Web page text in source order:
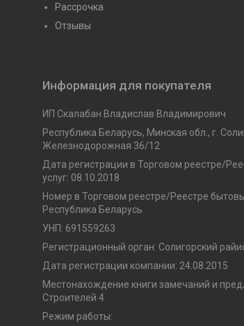
Рассрочка
Отзывы
Информация для покупателя
ИП Скалабан Владислав Владимирович
Республика Беларусь, Минская обл., г.
Железнодорожная 36/12
Дата регистрации в Торговом реестре/
услуг: 08.10.2018
Номер в Торговом реестре/Реестре
Республика Беларусь
УНП: 691559263
Регистрационный орган: Солигорский
Дата регистрации компании: 24.08.2015
Местонахождение книги замечаний и
Строителей 4
Режим работы: